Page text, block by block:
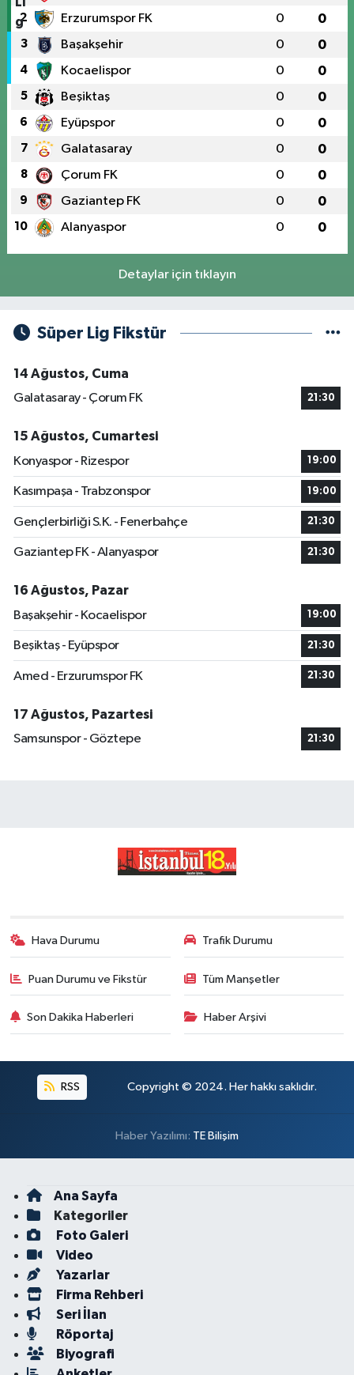
2 Erzurumspor FK 0 0
3 Başakşehir 0 0
4 Kocaelispor 0 0
5 Beşiktaş 0 0
6 Eyüpspor 0 0
7 Galatasaray 0 0
8 Çorum FK 0 0
9 Gaziantep FK 0 0
10 Alanyaspor 0 0
Detaylar için tıklayın
Süper Lig Fikstür
14 Ağustos, Cuma
Galatasaray - Çorum FK
21:30
15 Ağustos, Cumartesi
Konyaspor - Rizespor
19:00
Kasımpaşa - Trabzonspor 19:00
Gençlerbirliği S.K. - Fenerbahçe 21:30
Gaziantep FK - Alanyaspor 21:30
16 Ağustos, Pazar
Başakşehir - Kocaelispor
19:00
Beşiktaş - Eyüpspor 21:30
Amed - Erzurumspor FK 21:30
17 Ağustos, Pazartesi
Samsunspor - Göztepe
21:30
Hava Durumu Trafik Durumu
Puan Durumu ve Fikstür Tüm Manşetler
Son Dakika Haberleri Haber Arşivi
RSS Copyright © 2024. Her hakkı saklıdır.
Haber Yazılımı: TE Bilişim
Ana Sayfa
Kategoriler
Foto Galeri
Video
Yazarlar
Firma Rehberi
Seri İlan
Röportaj
Biyografi